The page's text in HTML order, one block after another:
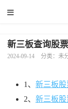
新三板查询股
2024-09-14 分类：未
1、 新三板
2、 新三板